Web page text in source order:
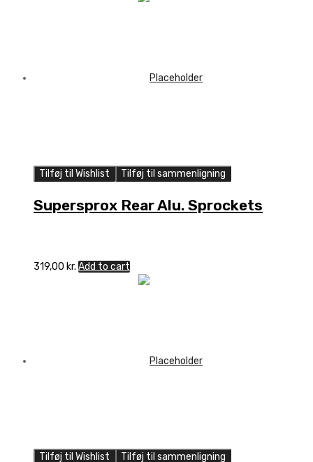
Tilføj til Wishlist Tilføj til sammenligning
Supersprox Rear Alu. Sprockets
319,00 kr. Add to cart
Tilføj til Wishlist Tilføj til sammenligning